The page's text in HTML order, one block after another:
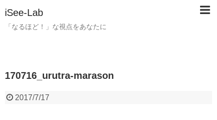
iSee-Lab
「なるほど！」な視点をあなたに
170716_urutra-marason
2017/7/17